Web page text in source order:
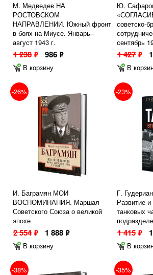
М. Медведев НА
РОСТОВСКОМ
НАПРАВЛЕНИИ. Южный фронт
в боях на Миусе. Январь–
август 1943 г.
1 238 ф 986 ф
В корзину
Ю.
советско-
сентябрь
1 427 ф
В
-26%
И. Баграмян МОИ
ВОСПОМИНАНИЯ. Маршал
Советского Союза о великой
эпохе
2 554 ф 1 888 ф
В корзину
-23%
Г.
Развитие
танковых
1 415 ф
В
-38% -35%